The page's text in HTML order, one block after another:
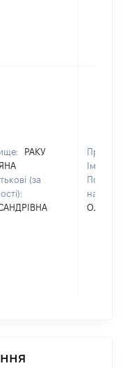
РАКУ
(за
Ім'я:
По